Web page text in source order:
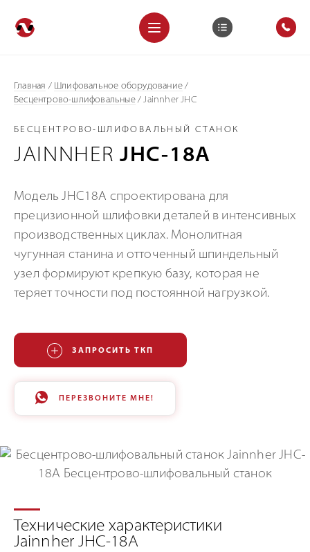
Главная / Шлифовальное оборудование /
Бесцентрово-шлифовальные/Jainnher JHC
БЕСЦЕНТРОВО-ШЛИФОВАЛЬНЫЙ СТАНОК
JAINNHERJHC-18A
Модель JHC18A спроектирована для
прецизионной шлифовки деталей в интенсивных
производственных циклах. Монолитная
чугунная станина и отточенный шпиндельный
узел формируют крепкую базу, которая не
теряет точности под постоянной нагрузкой.
ЗАПРОСИТЬ ТКП
ПЕРЕЗВОНИТЕ МНЕ!
Технические характеристики
Jainnher JHC-18A